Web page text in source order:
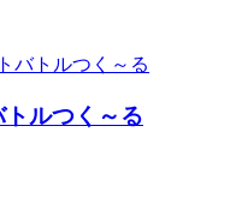
トルつく～る